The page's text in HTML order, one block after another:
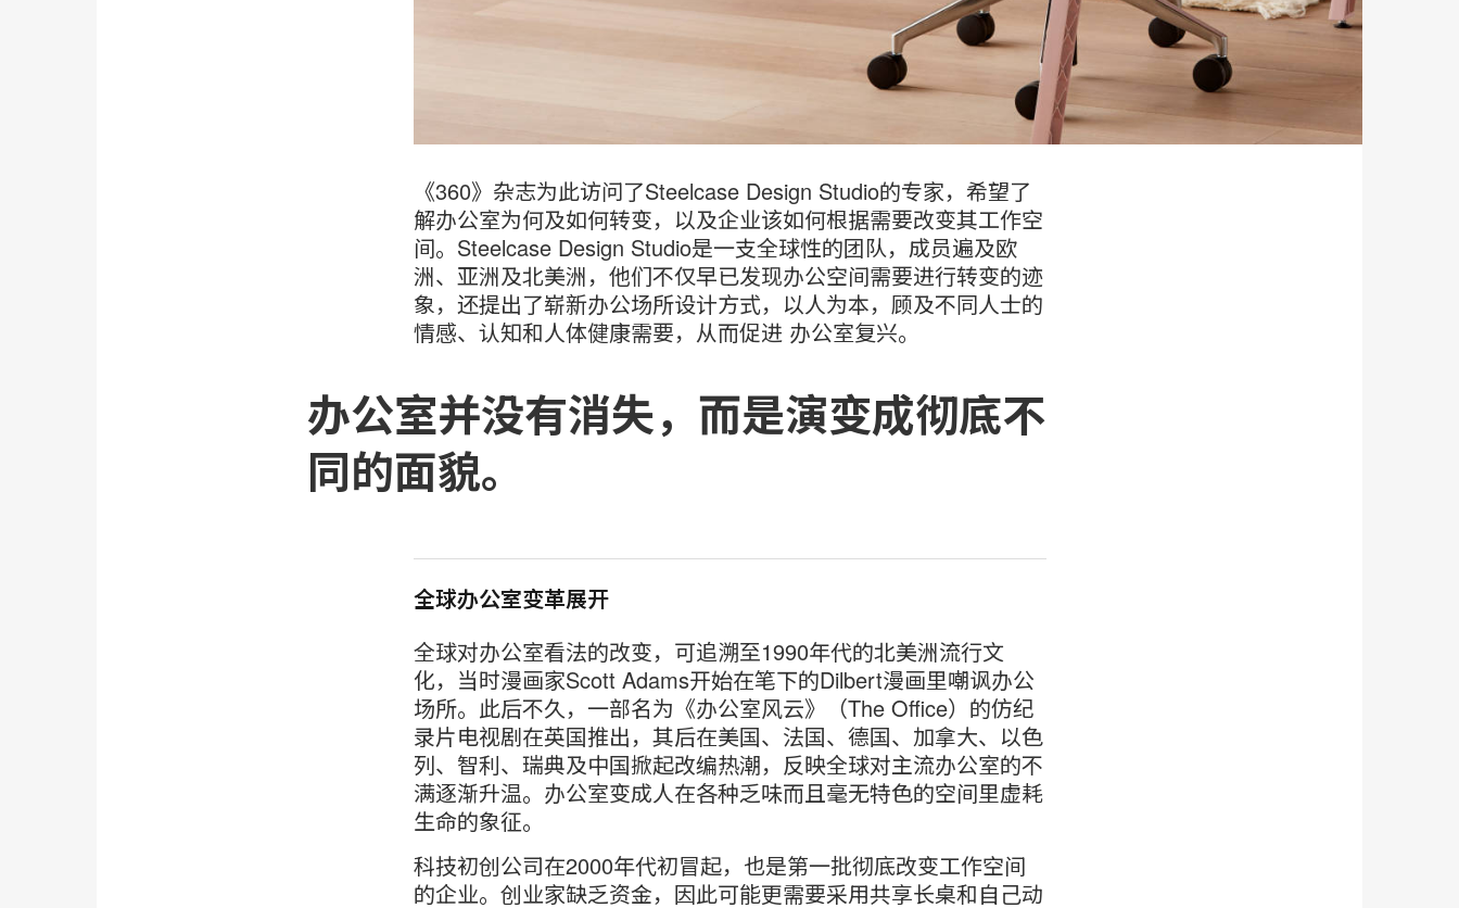
《360》杂志为此访问了Steelcase Design Studio的专家，希望了
解办公室为何及如何转变，以及企业该如何根据需要改变其工作空
间。Steelcase Design Studio是一支全球性的团队，成员遍及欧
洲、亚洲及北美洲，他们不仅早已发现办公空间需要进行转变的迹
象，还提出了崭新办公场所设计方式，以人为本，顾及不同人士的
情感、认知和人体健康需要，从而促进 办公室复兴。
办公室并没有消失，而是演变成彻底不
同的面貌。
全球办公室变革展开
全球对办公室看法的改变，可追溯至1990年代的北美洲流行文
化，当时漫画家Scott Adams开始在笔下的Dilbert漫画里嘲讽办公
场所。此后不久，一部名为《办公室风云》（The Office）的仿纪
录片电视剧在英国推出，其后在美国、法国、德国、加拿大、以色
列、智利、瑞典及中国掀起改编热潮，反映全球对主流办公室的不
满逐渐升温。办公室变成人在各种乏味而且毫无特色的空间里虚耗
生命的象征。
科技初创公司在2000年代初冒起，也是第一批彻底改变工作空间
的企业。创业家缺乏资金，因此可能更需要采用共享长桌和自己动